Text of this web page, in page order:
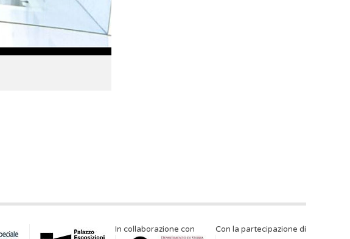
In collaborazione con Con la partecipazione di